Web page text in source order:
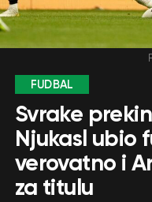
FUDBAL
Svrake
Njukasl ubio
verovatno i
za titulu